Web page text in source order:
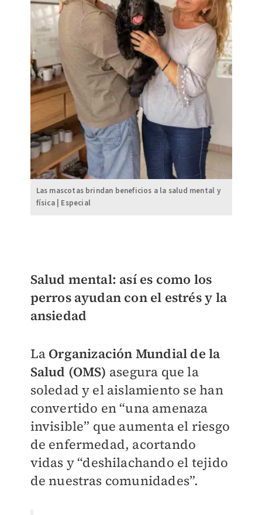
Las mascotas brindan beneficios a la salud mental y
física | Especial
Salud mental: así es como los
perros ayudan con el estrés y la
ansiedad
La Organización Mundial de la
Salud (OMS) asegura que la
soledad y el aislamiento se han
convertido en “una amenaza
invisible” que aumenta el riesgo
de enfermedad, acortando
vidas y “deshilachando el tejido
de nuestras comunidades”.